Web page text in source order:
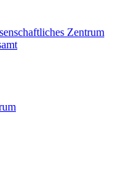
Zentrum